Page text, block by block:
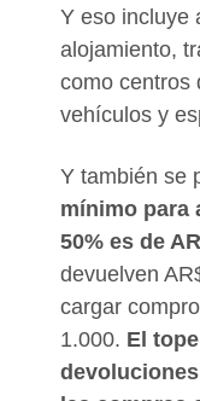
Y eso incluye
alojamiento,
como centros
vehículos y
Y también se
mínimo para
50% es de
devuelven
cargar
1.000. El
devoluciones